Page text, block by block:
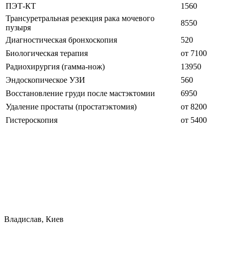
ПЭТ-КТ
1560
Трансуретральная резекция рака мочевого
пузыря
8550
Диагностическая бронхоскопия
520
Биологическая терапия
от 7100
Радиохирургия (гамма-нож)
13950
Эндоскопическое УЗИ
560
Восстановление груди после мастэктомии
6950
Удаление простаты (простатэктомия)
от 8200
Гистероскопия
от 5400
Владислав, Киев